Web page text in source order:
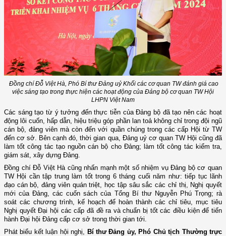
Đồng chí Đỗ Việt Hà, Phó Bí thư Đảng uỷ Khối các cơ quan TW đánh giá cao
việc sáng tạo trong thực hiện các hoạt động của Đảng bộ cơ quan TW Hội
LHPN Việt Nam
Các sáng tạo từ ý tưởng đến thực tiễn của Đảng bộ đã tạo nên các hoạt
động lôi cuốn, hấp dẫn, hiệu triệu góp phần lan toả không chỉ trong đội ngũ
cán bộ, đảng viên mà còn đến với quần chúng trong các cấp Hội từ TW
đến cơ sở. Bên cạnh đó, thời gian qua, Đảng uỷ cơ quan TW Hội cũng đã
làm tốt công tác tạo nguồn cán bộ cho Đảng; làm tốt công tác kiểm tra,
giám sát, xây dựng Đảng.
Đồng chí Đỗ Việt Hà cũng nhấn mạnh một số nhiệm vụ Đảng bộ cơ quan
TW Hội cần tập trung làm tốt trong 6 tháng cuối năm như: tiếp tục lãnh
đạo cán bộ, đảng viên quán triệt, học tập sâu sắc các chỉ thị, Nghị quyết
mới của Đảng, các cuốn sách của Tổng Bí thư Nguyễn Phú Trọng; rà
soát các chương trình, kế hoạch để hoàn thành các chỉ tiêu, mục tiêu
Nghị quyết Đại hội các cấp đã đề ra và chuẩn bị tốt các điều kiện để tiến
hành Đại hội Đảng cấp cơ sở trong thời gian tới.
Phát biểu kết luận hội nghị, Bí thư Đảng ủy, Phó Chủ tịch Thường trực